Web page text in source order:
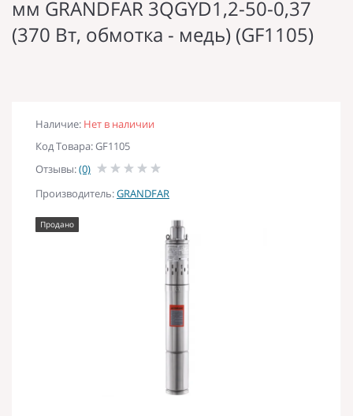
мм GRANDFAR 3QGYD1,2-50-0,37
(370 Вт, обмотка - медь) (GF1105)
Наличие: Нет в наличии
Код Товара: GF1105
Отзывы:(0)
Производитель:GRANDFAR
Продано